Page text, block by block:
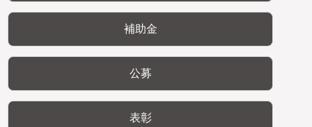
補助金
公募
表彰